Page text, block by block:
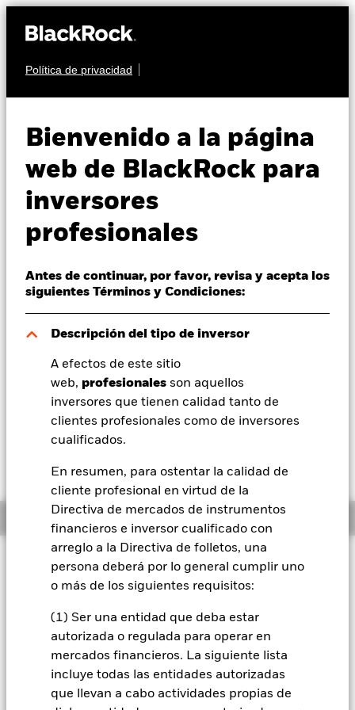
Política de privacidad
Bienvenido a la página
web de BlackRock para
inversores
profesionales
Antes de continuar, por favor, revisa y acepta los
siguientes Términos y Condiciones:
Descripción del tipo de inversor
A efectos de este sitio
web, profesionales son aquellos
inversores que tienen calidad tanto de
clientes profesionales como de inversores
cualificados.
En resumen, para ostentar la calidad de
cliente profesional en virtud de la
Directiva de mercados de instrumentos
financieros e inversor cualificado con
arreglo a la Directiva de folletos, una
persona deberá por lo general cumplir uno
o más de los siguientes requisitos:
(1) Ser una entidad que deba estar
autorizada o regulada para operar en
mercados financieros. La siguiente lista
incluye todas las entidades autorizadas
que llevan a cabo actividades propias de
Perspectivas
Visión de mercado
Educación
Profesionales
España
Change location
BlackRock
iShares
Nuestra compañía
Markets Bond Fund
Valor liquidativo a 07 ago 2026
EUR 11,49
EUR 0,01 (0,09%)
Filosofía de inversión
El Fondo tiene por objetivo maximizar la rentabilidad de su
capital y rendimientos de los activos del Fondo, de forma
coherente con los principios medioambientales, sociales y de
aplicados a la inversión. El Fondo se gestiona de forma activa
y el asesor de inversiones (AI) tiene potestad para seleccionar
las inversiones del Fondo, siempre y cuando el Fondo